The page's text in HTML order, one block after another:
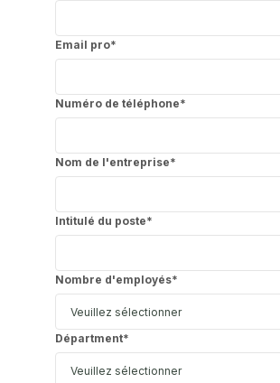
Email pro*
Numéro de téléphone*
Nom de l'entreprise*
Intitulé du poste*
Nombre d'employés*
Départment*